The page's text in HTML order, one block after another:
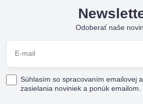
Odoberať naše
Súhlasím so spracovaním emailovej
zasielania noviniek a ponúk emailom.